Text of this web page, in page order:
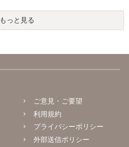
もっと見る
ご意見・ご要望
利用規約
プライバシーポリシー
外部送信ポリシー